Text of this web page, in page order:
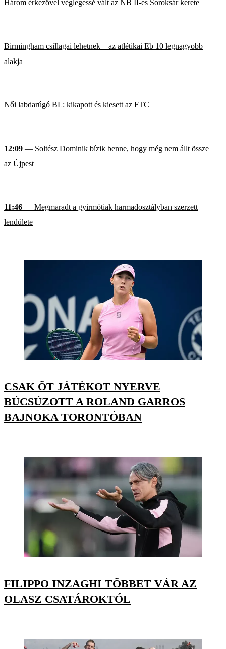
Három érkezővel véglegessé vált az NB II-es Soroksár kerete
Birmingham csillagai lehetnek – az atlétikai Eb 10 legnagyobb
alakja
Női labdarúgó BL: kikapott és kiesett az FTC
12:09 — Soltész Dominik bízik benne, hogy még nem állt össze
az Újpest
11:46 — Megmaradt a gyirmótiak harmadosztályban szerzett
lendülete
CSAK ÖT JÁTÉKOT NYERVE
BÚCSÚZOTT A ROLAND GARROS
BAJNOKA TORONTÓBAN
FILIPPO INZAGHI TÖBBET VÁR AZ
OLASZ CSATÁROKTÓL